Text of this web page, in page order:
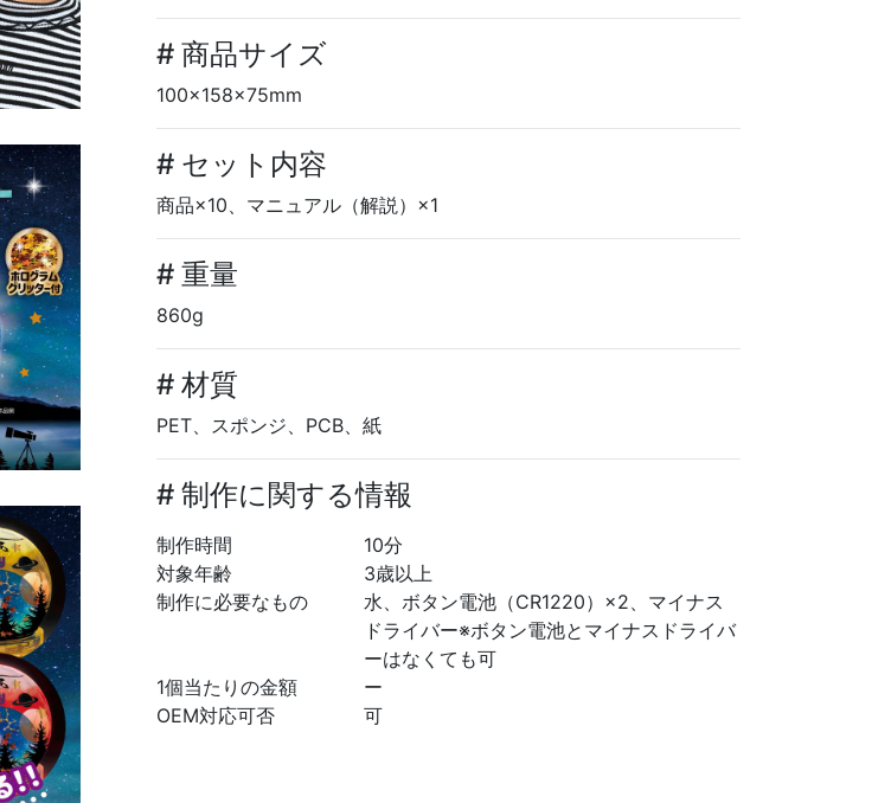
# 商品サイズ
100×158×75mm
# セット内容
商品×10、マニュアル（解説）×1
# 重量
860g
# 材質
PET、スポンジ、PCB、紙
# 制作に関する情報
制作時間
10分
対象年齢
3歳以上
制作に必要なもの
水、ボタン電池（CR1220）×2、マイナス
ドライバー※ボタン電池とマイナスドライバ
ーはなくても可
1個当たりの金額
ー
OEM対応可否
可